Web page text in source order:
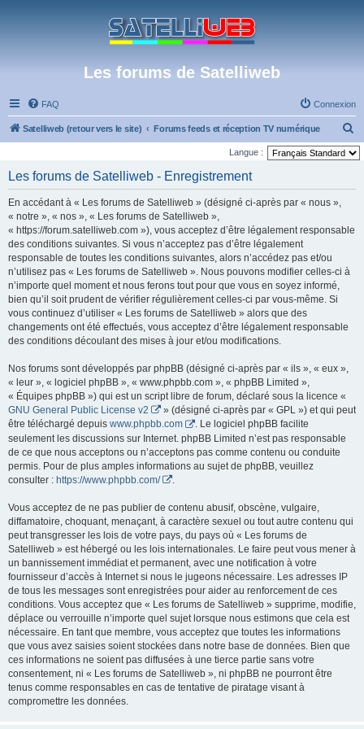
Les forums de Satelliweb
FAQ Connexion
Satelliweb (retour vers le site) Forums feeds et réception TV numérique
e
Langue :
Les forums de Satelliweb - Enregistrement
En accédant à « Les forums de Satelliweb » (désigné ci-après par « nous »,
« notre », « nos », « Les forums de Satelliweb »,
« https://forum.satelliweb.com »), vous acceptez d’être légalement responsable
des conditions suivantes. Si vous n’acceptez pas d’être légalement
responsable de toutes les conditions suivantes, alors n’accédez pas et/ou
n’utilisez pas « Les forums de Satelliweb ». Nous pouvons modifier celles-ci à
n’importe quel moment et nous ferons tout pour que vous en soyez informé,
bien qu’il soit prudent de vérifier régulièrement celles-ci par vous-même. Si
vous continuez d’utiliser « Les forums de Satelliweb » alors que des
changements ont été effectués, vous acceptez d’être légalement responsable
des conditions découlant des mises à jour et/ou modifications.
Nos forums sont développés par phpBB (désigné ci-après par « ils », « eux »,
« leur », « logiciel phpBB », « www.phpbb.com », « phpBB Limited »,
« Équipes phpBB ») qui est un script libre de forum, déclaré sous la licence «
GNU General Public License v2
» (désigné ci-après par « GPL ») et qui peut
être téléchargé depuis www.phpbb.com
. Le logiciel phpBB facilite
seulement les discussions sur Internet. phpBB Limited n’est pas responsable
de ce que nous acceptons ou n’acceptons pas comme contenu ou conduite
permis. Pour de plus amples informations au sujet de phpBB, veuillez
consulter : https://www.phpbb.com/
Vous acceptez de ne pas publier de contenu abusif, obscène, vulgaire,
diffamatoire, choquant, menaçant, à caractère sexuel ou tout autre contenu qui
peut transgresser les lois de votre pays, du pays où « Les forums de
Satelliweb » est hébergé ou les lois internationales. Le faire peut vous mener à
un bannissement immédiat et permanent, avec une notification à votre
fournisseur d’accès à Internet si nous le jugeons nécessaire. Les adresses IP
de tous les messages sont enregistrées pour aider au renforcement de ces
conditions. Vous acceptez que « Les forums de Satelliweb » supprime, modifie,
déplace ou verrouille n’importe quel sujet lorsque nous estimons que cela est
nécessaire. En tant que membre, vous acceptez que toutes les informations
que vous avez saisies soient stockées dans notre base de données. Bien que
ces informations ne soient pas diffusées à une tierce partie sans votre
consentement, ni « Les forums de Satelliweb », ni phpBB ne pourront être
tenus comme responsables en cas de tentative de piratage visant à
compromettre les données.